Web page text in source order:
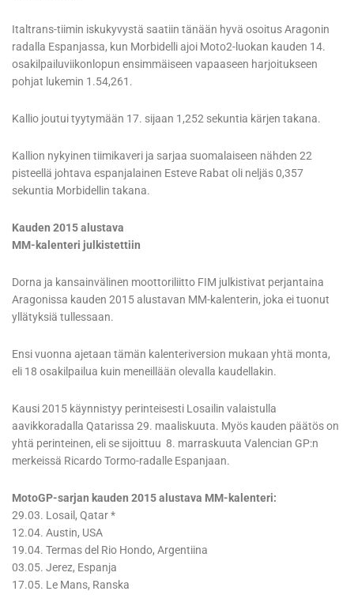
Italtrans-tiimin iskukyvystä saatiin tänään hyvä osoitus Aragonin
radalla Espanjassa, kun Morbidelli ajoi Moto2-luokan kauden 14.
osakilpailuviikonlopun ensimmäiseen vapaaseen harjoitukseen
pohjat lukemin 1.54,261.
Kallio joutui tyytymään 17. sijaan 1,252 sekuntia kärjen takana.
Kallion nykyinen tiimikaveri ja sarjaa suomalaiseen nähden 22
pisteellä johtava espanjalainen Esteve Rabat oli neljäs 0,357
sekuntia Morbidellin takana.
Kauden 2015 alustava
MM-kalenteri julkistettiin
Dorna ja kansainvälinen moottoriliitto FIM julkistivat perjantaina
Aragonissa kauden 2015 alustavan MM-kalenterin, joka ei tuonut
yllätyksiä tullessaan.
Ensi vuonna ajetaan tämän kalenteriversion mukaan yhtä monta,
eli 18 osakilpailua kuin meneillään olevalla kaudellakin.
Kausi 2015 käynnistyy perinteisesti Losailin valaistulla
aavikkoradalla Qatarissa 29. maaliskuuta. Myös kauden päätös on
yhtä perinteinen, eli se sijoittuu 8. marraskuuta Valencian GP:n
merkeissä Ricardo Tormo-radalle Espanjaan.
MotoGP-sarjan kauden 2015 alustava MM-kalenteri:
29.03. Losail, Qatar *
12.04. Austin, USA
19.04. Termas del Rio Hondo, Argentiina
03.05. Jerez, Espanja
17.05. Le Mans, Ranska